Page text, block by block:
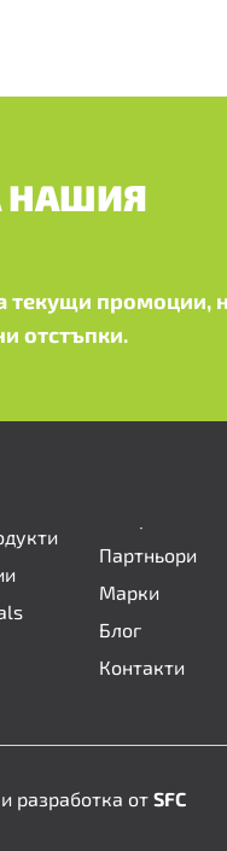
НАШИЯ
текущи промоции,
отстъпки.
Партньори
Марки
Блог
Контакти
разработка от SFC